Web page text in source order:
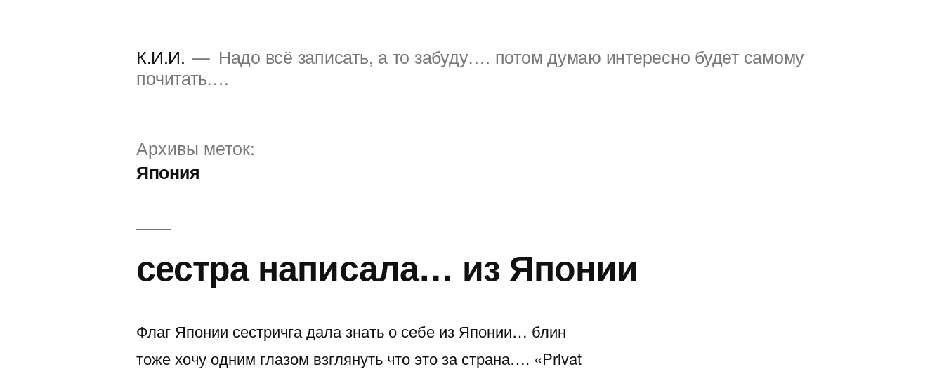
К.И.И.
Надо всё записать, а то забуду…. потом думаю интересно будет самому
почитать….
Архивы меток:
Япония
сестра написала… из Японии
Флаг Японии сестричга дала знать о себе из Японии… блин
тоже хочу одним глазом взглянуть что это за страна…. «Privat